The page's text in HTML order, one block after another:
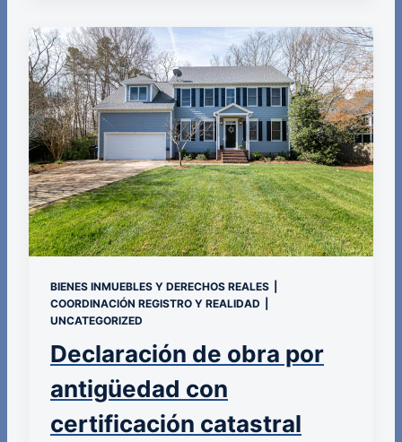
BIENES INMUEBLES Y DERECHOS REALES
COORDINACIÓN REGISTRO Y REALIDAD
UNCATEGORIZED
Declaración de obra por
antigüedad con
certificación catastral